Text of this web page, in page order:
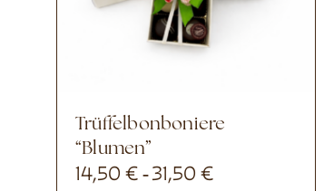
Trüffelbonboniere
“Blumen”
14,50 € - 31,50 €